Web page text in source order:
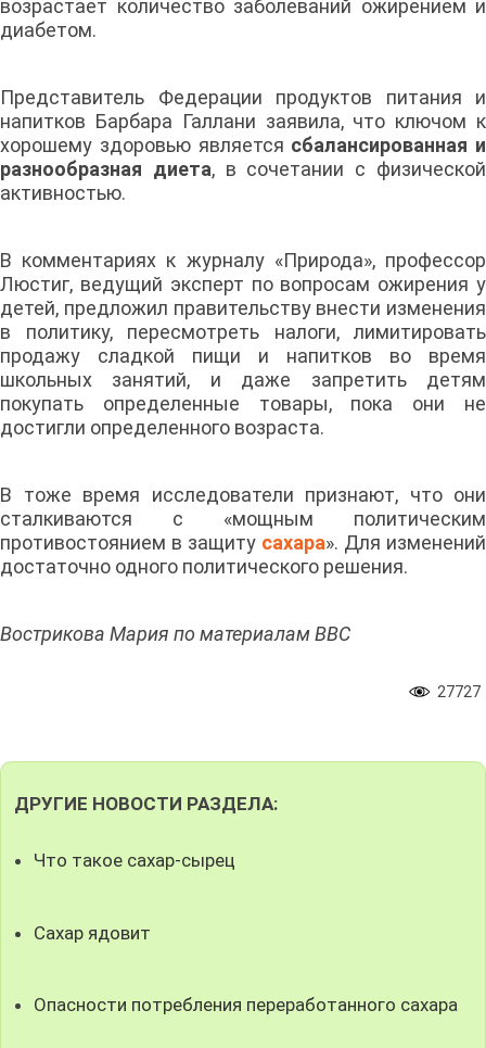
возрастает количество заболеваний ожирением и
диабетом.
Представитель Федерации продуктов питания и
напитков Барбара Галлани заявила, что ключом к
хорошему здоровью является сбалансированная и
разнообразная диета, в сочетании с физической
активностью.
В комментариях к журналу «Природа», профессор
Люстиг, ведущий эксперт по вопросам ожирения у
детей, предложил правительству внести изменения
в политику, пересмотреть налоги, лимитировать
продажу сладкой пищи и напитков во время
школьных занятий, и даже запретить детям
покупать определенные товары, пока они не
достигли определенного возраста.
В тоже время исследователи признают, что они
сталкиваются с «мощным политическим
противостоянием в защиту сахара». Для изменений
достаточно одного политического решения.
Вострикова Мария по материалам BBC
27727
ДРУГИЕ НОВОСТИ РАЗДЕЛА:
Что такое сахар-сырец
Сахар ядовит
Опасности потребления переработанного сахара